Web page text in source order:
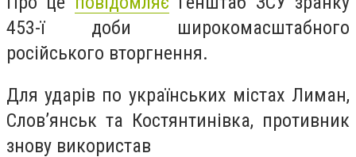
453-ї доби широкомасштабного
російського вторгнення.
Для ударів по українських містах Лиман,
Слов’янськ та Костянтинівка, противник
знову використав